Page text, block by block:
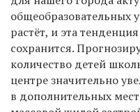
общеобразовательных
растёт, и эта
сохранится.
количество детей
центре значительно
в дополнительных